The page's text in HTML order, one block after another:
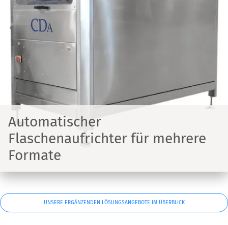
Automatischer
Flaschenaufrichter für mehrere
Formate
UNSERE ERGÄNZENDEN LÖSUNGSANGEBOTE IM ÜBERBLICK